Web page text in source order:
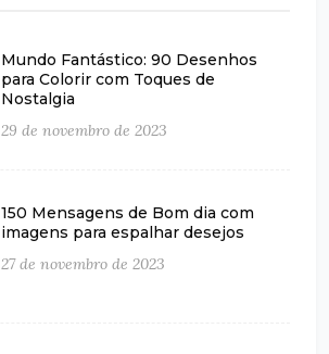
Mundo Fantástico: 90 Desenhos
para Colorir com Toques de
Nostalgia
29 de novembro de 2023
150 Mensagens de Bom dia com
imagens para espalhar desejos
27 de novembro de 2023